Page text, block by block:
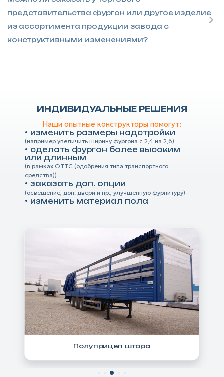
представительства фургон или другое изделие
из ассортимента продукции завода с
конструктивными изменениями?
ИНДИВИДУАЛЬНЫЕ РЕШЕНИЯ
Наши опытные конструкторы помогут:
изменить размеры надстройки
(например увеличить ширину фургона с 2,4 на 2,6)
сделать фургон более высоким
или длинным
(в рамках ОТТС (одобрения типа транспортного
средства))
заказать доп. опции
(освещение, доп. двери и пр., улучшенную фурнитуру)
изменить материал пола
Полуприцеп штора